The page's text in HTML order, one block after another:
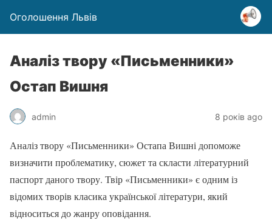
Оголошення Львів
Аналіз твору «Письменники»
Остап Вишня
admin 8 років ago
Аналіз твору «Письменники» Остапа Вишні допоможе
визначити проблематику, сюжет та скласти літературний
паспорт даного твору. Твір «Письменники» є одним із
відомих творів класика української літератури, який
відноситься до жанру оповідання.